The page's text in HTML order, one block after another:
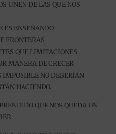
UNEN DE LAS QUE NOS
ES ENSEÑANDO
FRONTERAS
QUE LIMITACIONES
MANERA DE CRECER
IMPOSIBLE NO DEBERÍAN
HACIENDO.
QUE NOS QUEDA UN